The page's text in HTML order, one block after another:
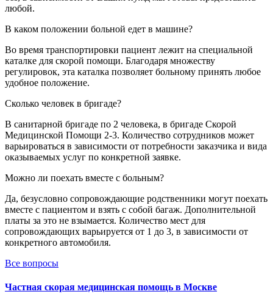
любой.
В каком положении больной едет в машине?
Во время транспортировки пациент лежит на специальной
каталке для скорой помощи. Благодаря множеству
регулировок, эта каталка позволяет больному принять любое
удобное положение.
Сколько человек в бригаде?
В санитарной бригаде по 2 человека, в бригаде Скорой
Медицинской Помощи 2-3. Количество сотрудников может
варьироваться в зависимости от потребности заказчика и вида
оказываемых услуг по конкретной заявке.
Можно ли поехать вместе с больным?
Да, безусловно сопровождающие родственники могут поехать
вместе с пациентом и взять с собой багаж. Дополнительной
платы за это не взымается. Количество мест для
сопровождающих варьируется от 1 до 3, в зависимости от
конкретного автомобиля.
Все вопросы
Частная скорая медицинская помощь в Москве